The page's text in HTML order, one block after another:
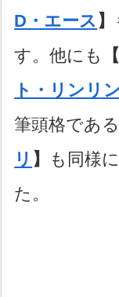
D・エース 】
す。他にも
【
ト・リンリン
筆頭格であ
リ 】
も同様
た。